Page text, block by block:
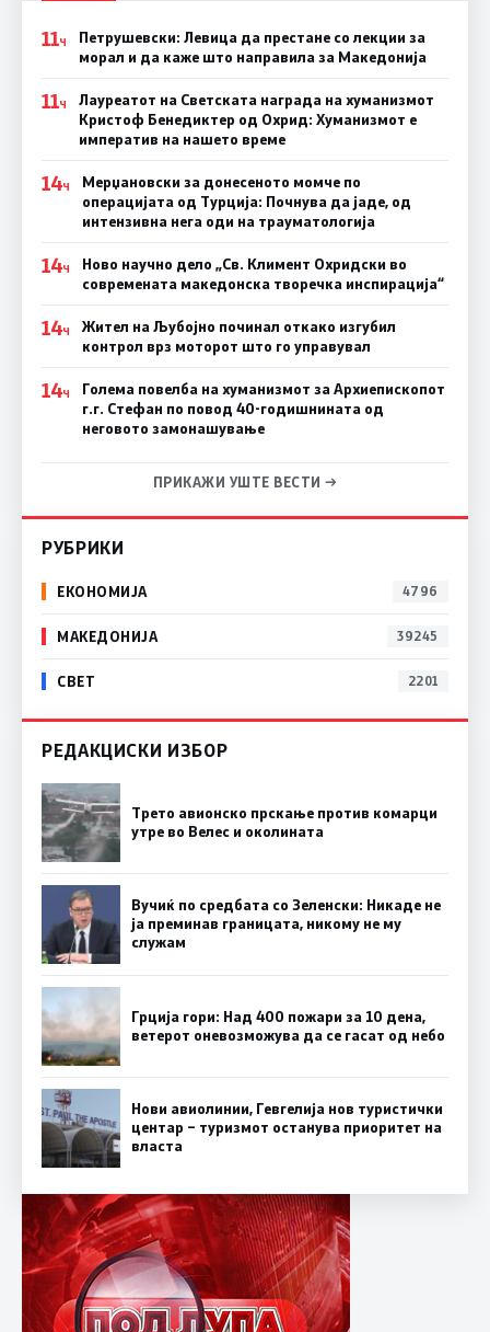
11Ч
Петрушевски: Левица да престане со лекции за
морал и да каже што направила за Македонија
11Ч
Лауреатот на Светската награда на хуманизмот
Кристоф Бенедиктер од Охрид: Хуманизмот е
императив на нашето време
14Ч
Мерџановски за донесеното момче по
операцијата од Турција: Почнува да јаде, од
интензивна нега оди на трауматологија
14Ч
Ново научно дело „Св. Климент Охридски во
современата македонска творечка инспирација“
14Ч
Жител на Љубојно починал откако изгубил
контрол врз моторот што го управувал
14Ч
Голема повелба на хуманизмот за Архиепископот
г.г. Стефан по повод 40-годишнината од
неговото замонашување
ПРИКАЖИ УШТЕ ВЕСТИ →
РУБРИКИ
ЕКОНОМИЈА 4796
МАКЕДОНИЈА 39245
СВЕТ 2201
РЕДАКЦИСКИ ИЗБОР
Трето авионско прскање против комарци
утре во Велес и околината
Вучиќ по средбата со Зеленски: Никаде не
ја преминав границата, никому не му
служам
Грција гори: Над 400 пожари за 10 дена,
ветерот оневозможува да се гасат од небо
Нови авиолинии, Гевгелија нов туристички
центар – туризмот останува приоритет на
власта